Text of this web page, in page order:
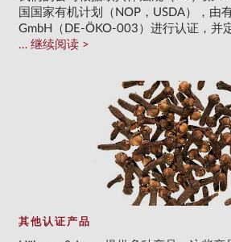
国国家有机计划（NOP，USDA），由
GmbH（DE-ÖKO-003）进行认证，并
继续阅读
其他认证产品